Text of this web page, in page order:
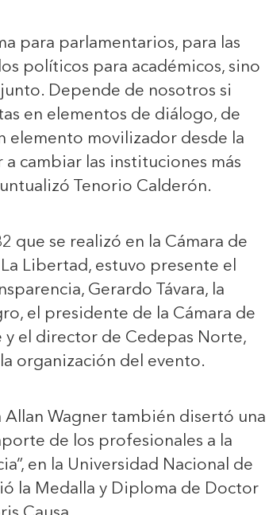
para parlamentarios, para las
políticos para académicos, sino
Depende de nosotros si
en elementos de diálogo, de
elemento movilizador desde la
cambiar las instituciones más
Tenorio Calderón.
que se realizó en la Cámara de
Libertad, estuvo presente el
Gerardo Távara, la
el presidente de la Cámara de
y el director de Cedepas Norte,
organización del evento.
Allan Wagner también disertó una
de los profesionales a la
en la Universidad Nacional de
la Medalla y Diploma de Doctor